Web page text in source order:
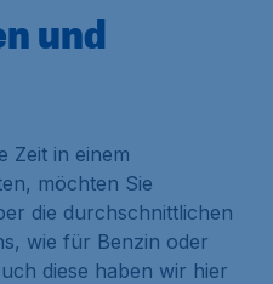
und
Zeit in einem
möchten Sie
die durchschnittlichen
wie für Benzin oder
diese haben wir hier